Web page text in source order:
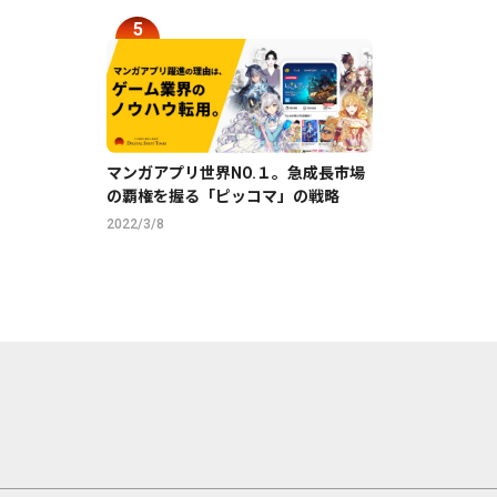
マンガアプリ世界NO.１。急成長市場
の覇権を握る「ピッコマ」の戦略
2022/3/8